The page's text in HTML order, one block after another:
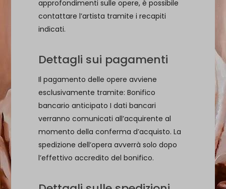
approfondimenti sulle opere, è possibile
contattare l’artista tramite i recapiti
indicati.
Dettagli sui pagamenti
Il pagamento delle opere avviene
esclusivamente tramite: Bonifico
bancario anticipato I dati bancari
verranno comunicati all’acquirente al
momento della conferma d’acquisto. La
spedizione dell’opera avverrà solo dopo
l’effettivo accredito del bonifico.